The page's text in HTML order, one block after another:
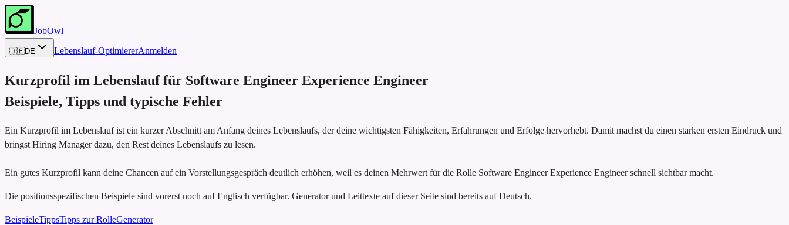
JobOwl
🇩🇪DE Lebenslauf-OptimiererAnmelden
Kurzprofil im Lebenslauf für Software Engineer Experience Engineer
Beispiele, Tipps und typische Fehler
Ein Kurzprofil im Lebenslauf ist ein kurzer Abschnitt am Anfang deines Lebenslaufs, der deine wichtigsten Fähigkeiten, Erfahrungen und Erfolge hervorhebt. Damit machst du einen starken ersten Eindruck und
bringst Hiring Manager dazu, den Rest deines Lebenslaufs zu lesen.
Ein gutes Kurzprofil kann deine Chancen auf ein Vorstellungsgespräch deutlich erhöhen, weil es deinen Mehrwert für die Rolle Software Engineer Experience Engineer schnell sichtbar macht.
Die positionsspezifischen Beispiele sind vorerst noch auf Englisch verfügbar. Generator und Leittexte auf dieser Seite sind bereits auf Deutsch.
BeispieleTippsTipps zur RolleGenerator